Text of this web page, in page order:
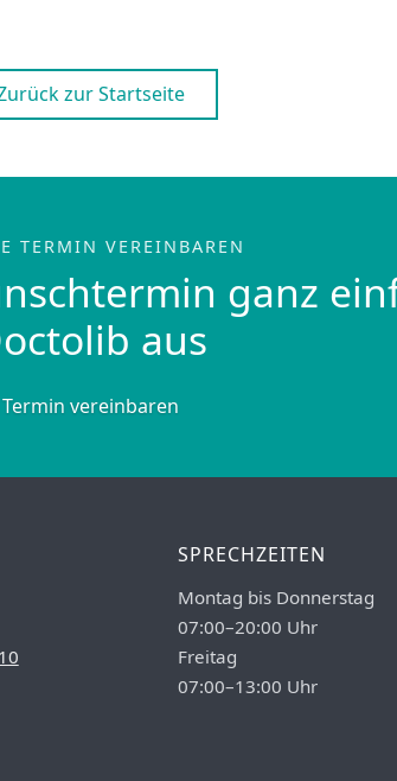
zur Startseite
TERMIN VEREINBAREN
ganz
aus
Termin vereinbaren
SPRECHZEITEN
Montag bis Donnerstag
07:00–20:00 Uhr
Freitag
07:00–13:00 Uhr